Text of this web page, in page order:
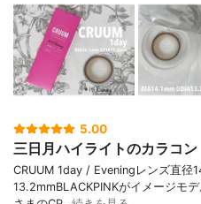
5.00
三日月ハイライトのカラコン
CRUUM 1day / Eveningレンズ直径
13.2mmBLACKPINKがイメージモ